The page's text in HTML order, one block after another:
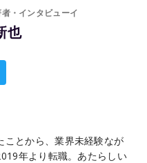
・インタビューイ
也
ことから、業界未経験なが
年より転職。あたらしい